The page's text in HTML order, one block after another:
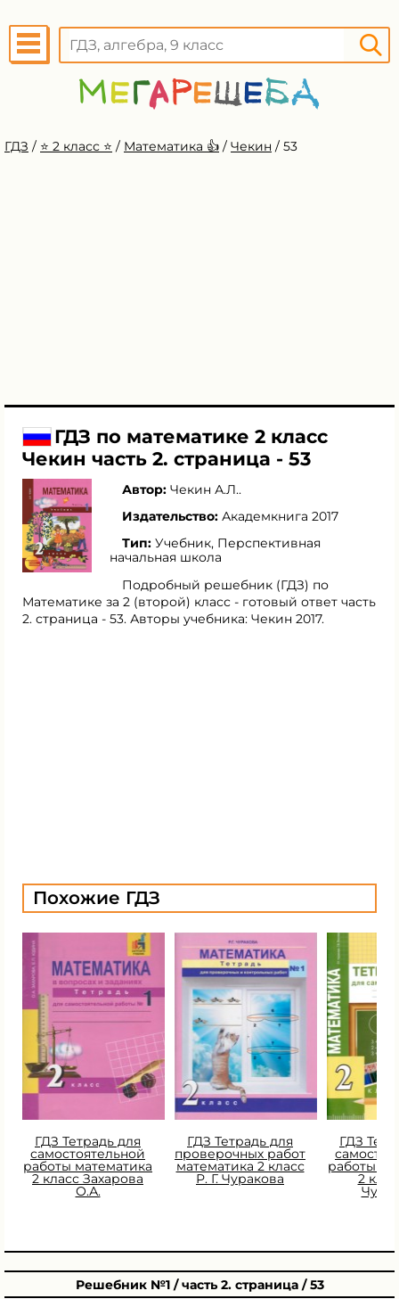
ГДЗ / ⭐️ 2 класс ⭐️ / Математика 👍 / Чекин / 53
ГДЗ по математике 2 класс
Чекин часть 2. страница - 53
Автор: Чекин А.Л..
Издательство: Академкнига 2017
Тип: Учебник, Перспективная
начальная школа
Подробный решебник (ГДЗ) по
Математике за 2 (второй) класс - готовый ответ часть
2. страница - 53. Авторы учебника: Чекин 2017.
Похожие ГДЗ
ГДЗ Тетрадь для
самостоятельной
работы математика
2 класс Захарова
О.А.
ГДЗ Тетрадь для
проверочных работ
математика 2 класс
Р. Г. Чуракова
ГДЗ
работы
2
Решебник №1 / часть 2. страница / 53